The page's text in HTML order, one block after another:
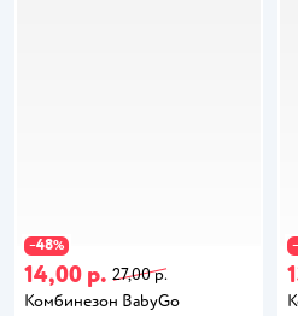
−48%
14,00 р. 27,00 р.
Комбинезон BabyGo
−